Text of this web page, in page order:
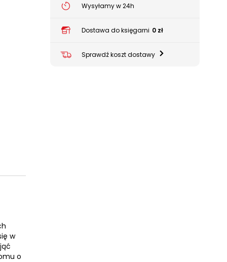
w
o
Wysyłamy w 24h
Dostawa do księgarni 0 zł
Sprawdź koszt dostawy